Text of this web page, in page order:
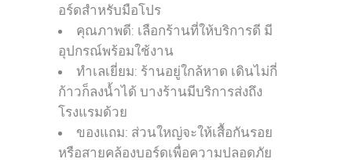
อร์ดสำหรับมือโปร
คุณภาพดี: เลือกร้านที่ให้บริการดี มี
อุปกรณ์พร้อมใช้งาน
ทำเลเยี่ยม: ร้านอยู่ใกล้หาด เดินไม่กี่
ก้าวก็ลงน้ำได้ บางร้านมีบริการส่งถึง
โรงแรมด้วย
ของแถม: ส่วนใหญ่จะให้เสื้อกันรอย
หรือสายคล้องบอร์ดเพื่อความปลอดภัย